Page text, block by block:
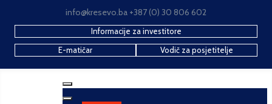
info@kresevo.ba +387 (0) 30 806 602
Informacije za investitore
E-matičar
Vodič za posjetitelje